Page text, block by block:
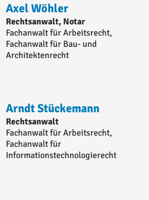
Axel Wöhler
Rechtsanwalt, Notar
Fachanwalt für Arbeitsrecht,
Fachanwalt für Bau- und
Architektenrecht
Arndt Stückemann
Rechtsanwalt
Fachanwalt für Arbeitsrecht,
Fachanwalt für
Informationstechnologierecht